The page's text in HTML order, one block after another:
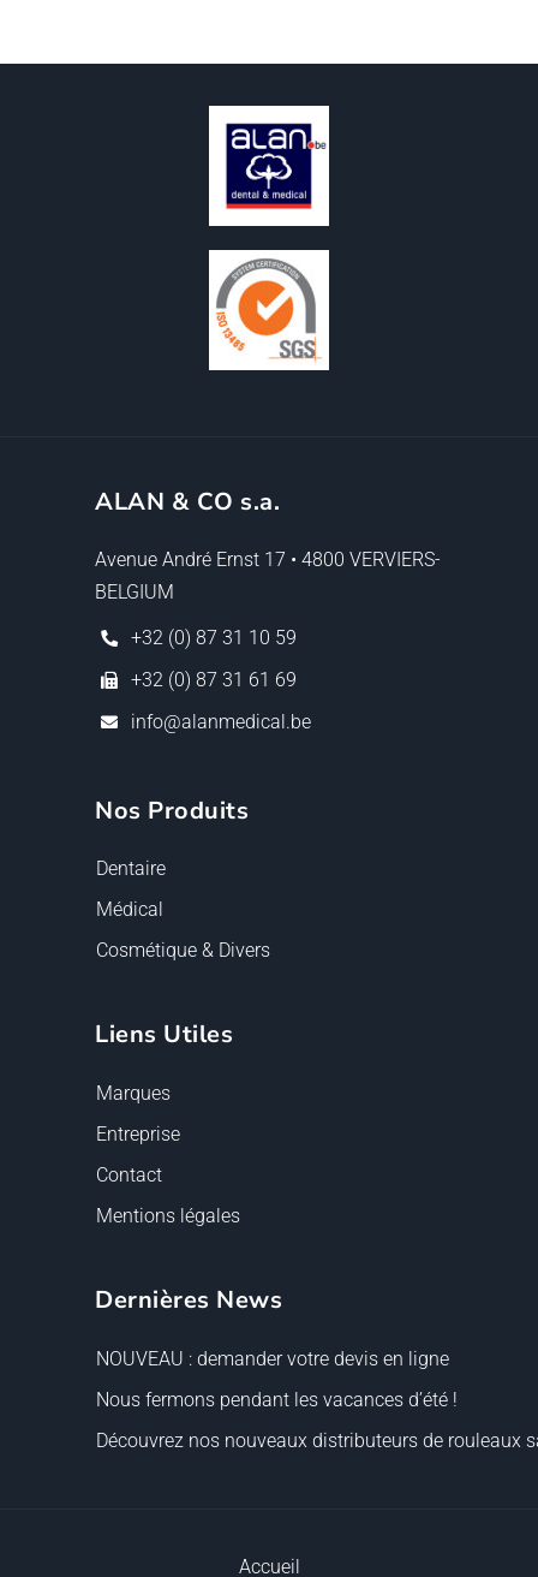
ALAN & CO s.a.
Avenue André Ernst 17 • 4800 VERVIERS-
BELGIUM
+32 (0) 87 31 10 59
+32 (0) 87 31 61 69
info@alanmedical.be
Nos Produits
Dentaire
Médical
Cosmétique & Divers
Liens Utiles
Marques
Entreprise
Contact
Mentions légales
Dernières News
NOUVEAU : demander votre devis en ligne
Nous fermons pendant les vacances d’été !
Découvrez nos nouveaux distributeurs de rouleaux
Accueil